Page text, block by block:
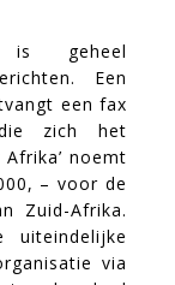
geheel
Een
een fax
zich het
noemt
– voor de
Zuid-Afrika.
via